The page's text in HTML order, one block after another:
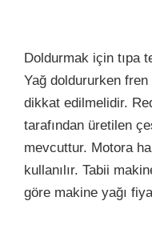
Doldurmak için tıpa
Yağ doldururken fren
dikkat edilmelidir.
tarafından üretilen
mevcuttur. Motora
kullanılır. Tabii
göre makine yağı